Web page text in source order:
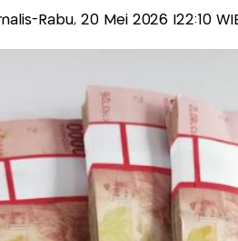
Rabu, 20 Mei 2026 |22:10